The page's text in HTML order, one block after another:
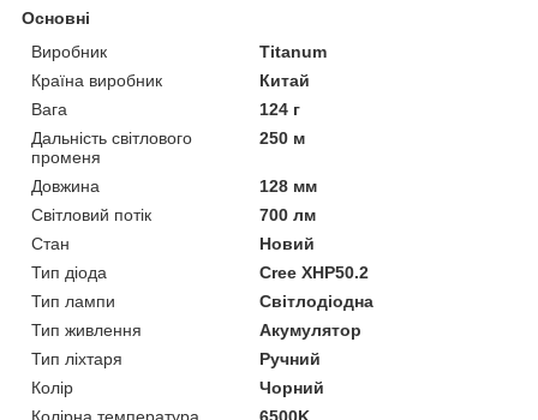
Основні
Виробник
Titanum
Країна виробник
Китай
Вага
124 г
Дальність світлового
променя
250 м
Довжина
128 мм
Світловий потік
700 лм
Стан
Новий
Тип діода
Cree XHP50.2
Тип лампи
Світлодіодна
Тип живлення
Акумулятор
Тип ліхтаря
Ручний
Колір
Чорний
Колірна температура
6500K